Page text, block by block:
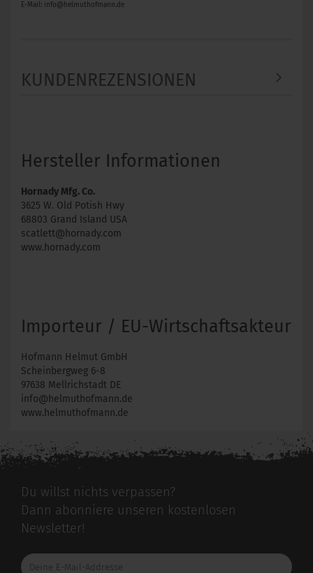
E-Mail: info@helmuthofmann.de
KUNDENREZENSIONEN
Hersteller Informationen
Hornady Mfg. Co.
3625 W. Old Potish Hwy
68803 Grand Island USA
scatlett@hornady.com
www.hornady.com
Importeur / EU-Wirtschaftsakteur
Hofmann Helmut GmbH
Scheinbergweg 6-8
97638 Mellrichstadt DE
info@helmuthofmann.de
www.helmuthofmann.de
Du willst nichts verpassen?
Dann abonniere unseren kostenlosen
Newsletter!
Deine